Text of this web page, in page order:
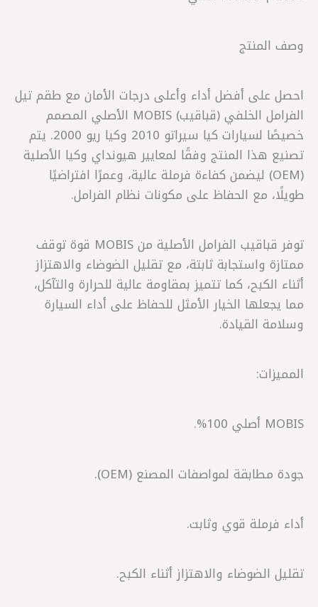
وصف المنتج
احصل على أفضل أداء وأعلى درجات الأمان مع طقم تيل
الفرامل الخلفي (قباقيب) MOBIS الأصلي المصمم
خصيصًا لسيارات كيا سيراتو 2010 وكيا ريو 2000. يتم
تصنيع هذا المنتج وفقًا لمعايير هيونداي وكيا الأصلية
(OEM) ليضمن كفاءة فرملة عالية، وعمرًا افتراضيًا
طويلًا، مع الحفاظ على مكونات نظام الفرامل.
توفر قباقيب الفرامل الأصلية من MOBIS قوة توقف
ممتازة واستجابة ثابتة، مع تقليل الضوضاء والاهتزاز
أثناء الكبح، كما تتميز بمقاومة عالية للحرارة والتآكل،
مما يجعلها الخيار الأمثل للحفاظ على أداء السيارة
وسلامة القيادة.
المميزات:
MOBIS أصلي 100%.
جودة مطابقة لمواصفات المصنع (OEM).
أداء فرملة قوي وثابت.
تقليل الضوضاء والاهتزاز أثناء الكبح.